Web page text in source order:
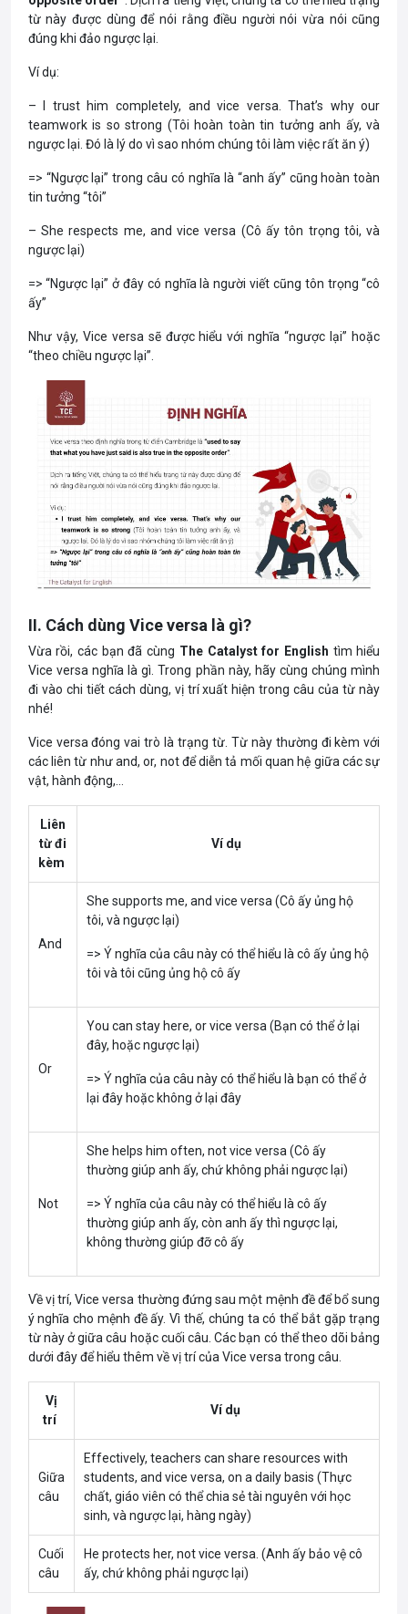
từ này được dùng để nói rằng điều người nói vừa nói cũng
đúng khi đảo ngược lại.
Ví dụ:
– I trust him completely, and vice versa. That’s why our
teamwork is so strong (Tôi hoàn toàn tin tưởng anh ấy, và
ngược lại. Đó là lý do vì sao nhóm chúng tôi làm việc rất ăn ý)
=> “Ngược lại” trong câu có nghĩa là “anh ấy” cũng hoàn toàn
tin tưởng “tôi”
– She respects me, and vice versa (Cô ấy tôn trọng tôi, và
ngược lại)
=> “Ngược lại” ở đây có nghĩa là người viết cũng tôn trọng “cô
ấy”
Như vậy, Vice versa sẽ được hiểu với nghĩa “ngược lại” hoặc
“theo chiều ngược lại”.
II. Cách dùng Vice versa là gì?
Vừa rồi, các bạn đã cùng The Catalyst for English tìm hiểu
Vice versa nghĩa là gì. Trong phần này, hãy cùng chúng mình
đi vào chi tiết cách dùng, vị trí xuất hiện trong câu của từ này
nhé!
Vice versa đóng vai trò là trạng từ. Từ này thường đi kèm với
các liên từ như and, or, not để diễn tả mối quan hệ giữa các sự
vật, hành động,…
Liên
từ đi
kèm
Ví dụ
And
She supports me, and vice versa (Cô ấy ủng hộ
tôi, và ngược lại)
=> Ý nghĩa của câu này có thể hiểu là cô ấy ủng hộ
tôi và tôi cũng ủng hộ cô ấy
Or
You can stay here, or vice versa (Bạn có thể ở lại
đây, hoặc ngược lại)
=> Ý nghĩa của câu này có thể hiểu là bạn có thể ở
lại đây hoặc không ở lại đây
Not
She helps him often, not vice versa (Cô ấy
thường giúp anh ấy, chứ không phải ngược lại)
=> Ý nghĩa của câu này có thể hiểu là cô ấy
thường giúp anh ấy, còn anh ấy thì ngược lại,
không thường giúp đỡ cô ấy
Về vị trí, Vice versa thường đứng sau một mệnh đề để bổ sung
ý nghĩa cho mệnh đề ấy. Vì thế, chúng ta có thể bắt gặp trạng
từ này ở giữa câu hoặc cuối câu. Các bạn có thể theo dõi bảng
dưới đây để hiểu thêm về vị trí của Vice versa trong câu.
Vị
trí
Ví dụ
Giữa
câu
Effectively, teachers can share resources with
students, and vice versa, on a daily basis (Thực
chất, giáo viên có thể chia sẻ tài nguyên với học
sinh, và ngược lại, hàng ngày)
Cuối
câu
He protects her, not vice versa. (Anh ấy bảo vệ cô
ấy, chứ không phải ngược lại)